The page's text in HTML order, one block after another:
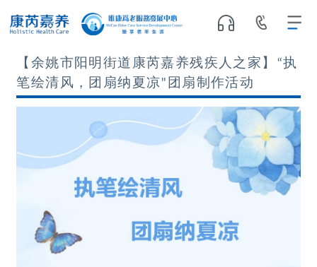
【余姚市阳明街道康芮嘉养残疾人之家】“执
笔绘清风，团扇纳夏凉”团扇制作活动